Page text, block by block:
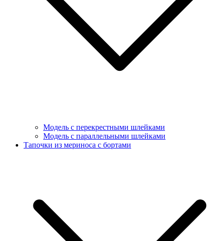
Модель с перекрестными шлейками
Модель с параллельными шлейками
Тапочки из мериноса с бортами